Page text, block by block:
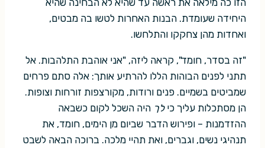
היחידה שעומדת. הבנות האחרות לטשו בה מבטים,
ואחדות מהן צחקקו והתלחשו.
"זה בסדר, חומד", קראה ליזה, "אני אוהבת התלהבות. אל
תתני לפנים הבוהות הללו להרתיע אותך: אלה סתם פרחים
שמביטים בשמיים. פנים ורודות, מקורצפות זורחות וצופות.
הן מסתכלות עליך כילך היה השכל לקום כשבאה
ההזדמנות – ופירוש הדבר שביום מן הימים, חומד, את
תנהיגי נשים, וגברים, ואת תהיי מלכה. ברוכה הבאה לשבט